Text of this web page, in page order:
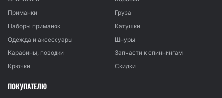
Приманки
Груза
Наборы приманок
Катушки
Одежда и аксессуары
Шнуры
Карабины, поводки
Запчасти к спиннингам
Крючки
Скидки
ПОКУПАТЕЛЮ